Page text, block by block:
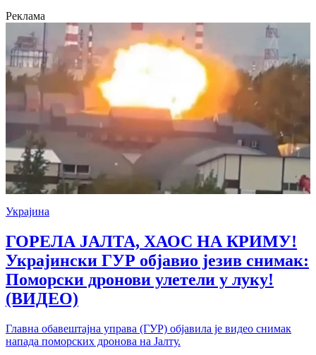
Реклама
Украјина
ГОРЕЛА ЈАЛТА, ХАОС НА КРИМУ!
Украјински ГУР објавио језив снимак:
Поморски дронови улетели у луку!
(ВИДЕО)
Главна обавештајна управа (ГУР) објавила је видео снимак
напада поморских дронова на Јалту.